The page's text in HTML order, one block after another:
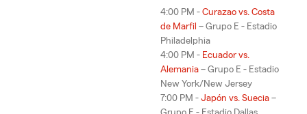
4:00 PM - Curazao vs. Costa
de Marfil – Grupo E - Estadio
Philadelphia
4:00 PM - Ecuador vs.
Alemania – Grupo E - Estadio
New York/New Jersey
7:00 PM - Japón vs. Suecia –